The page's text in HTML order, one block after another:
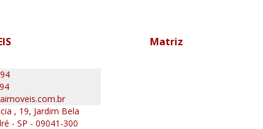
, 19, Jardim Bela
- SP - 09041-300
Matriz